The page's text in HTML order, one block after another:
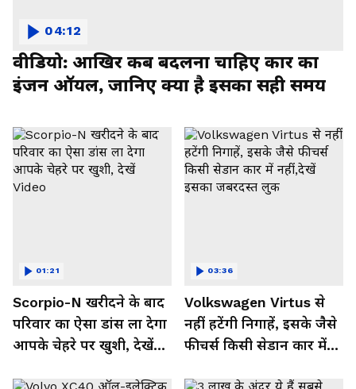
वीडियो: आखिर कब बदलना चाहिए कार का
इंजन ऑयल, जानिए क्या है इसका सही समय
04:12
Scorpio-N खरीदने के बाद
परिवार का ऐसा डांस ला देगा
आपके चेहरे पर खुशी, देखें
01:21
Volkswagen Virtus से
नहीं हटेंगी निगाहें, इसके जैसे
फीचर्स किसी सेडान कार में
03:36